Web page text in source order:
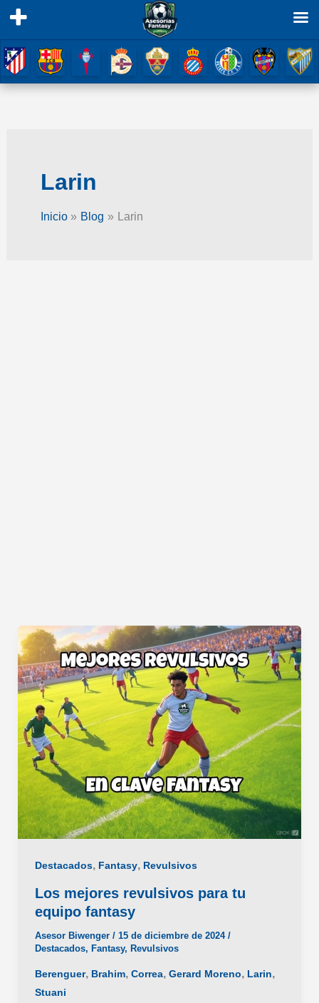
Ir
al
contenido
Larin
Inicio Blog Larin
Destacados, Fantasy, Revulsivos
Los mejores revulsivos para tu
equipo fantasy
Asesor Biwenger / 15 de diciembre de 2024 /
Destacados, Fantasy, Revulsivos
Berenguer, Brahim, Correa, Gerard Moreno, Larin,
Stuani